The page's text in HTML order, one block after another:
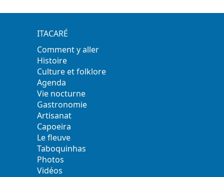
ITACARÉ
Comment y aller
Histoire
Culture et folklore
Agenda
Vie nocturne
Gastronomie
Artisanat
Capoeira
Le fleuve
Taboquinhas
Photos
Vidéos